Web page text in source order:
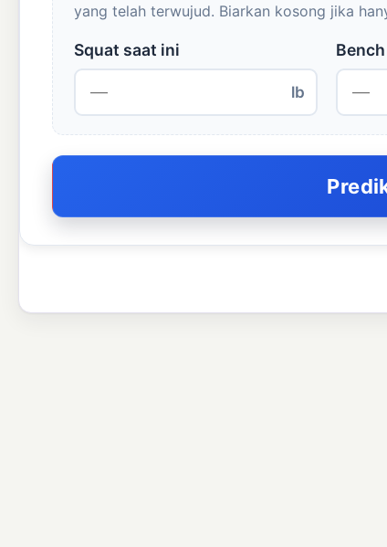
yang telah terwujud. Biarkan kosong jika
Squat saat ini
lb